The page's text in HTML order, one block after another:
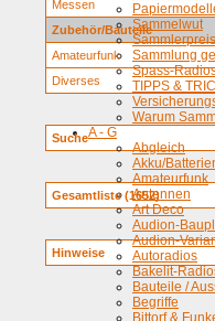
Sammelwut
Sammlung
Spass-
TIPPS &
Warum
A - G
Abgleich
Akku/
Amateurfunk
Antennen
Art Deco
Audion-
Audion-
Autoradios
Bakelit-
Bauteile /
Begriffe
Bittorf &
Messen
Zubehör/Bauteile
Amateurfunk
Diverses
Suche
Gesamtliste (1652)
Hinweise